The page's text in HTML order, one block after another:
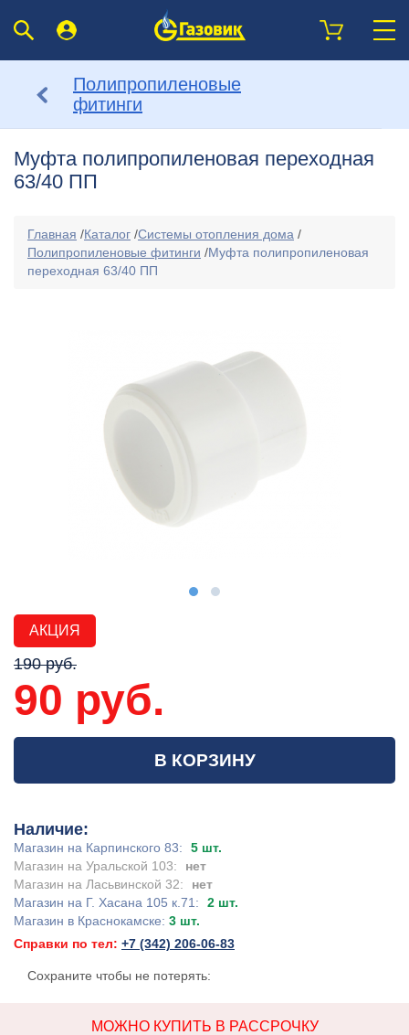
Полипропиленовые
фитинги
Муфта полипропиленовая переходная
63/40 ПП
Главная /Каталог /Системы отопления дома /
Полипропиленовые фитинги /Муфта полипропиленовая
переходная 63/40 ПП
АКЦИЯ
190 руб.
90 руб.
В КОРЗИНУ
Наличие:
Магазин на Карпинского 83:
5 шт.
Магазин на Уральской 103:
нет
Магазин на Ласьвинской 32:
нет
Магазин на Г. Хасана 105 к.71:
2 шт.
Магазин в Краснокамске: 3 шт.
Справки по тел: +7 (342) 206-06-83
Сохраните чтобы не потерять:
МОЖНО КУПИТЬ В РАССРОЧКУ